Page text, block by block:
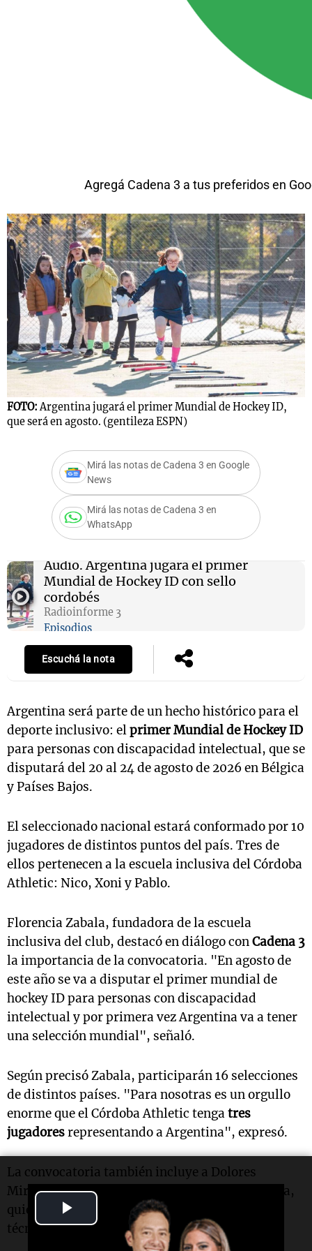
Video
Agregá Cadena 3 a tus preferidos en
FOTO:Argentina jugará el primer Mundial de Hockey ID,
que será en agosto. (gentileza ESPN)
Mirá las notas de Cadena 3 en Google
News
Mirá las notas de Cadena 3 en
WhatsApp
Audio.Argentina jugará el primer
Mundial de Hockey ID con sello
cordobés
Radioinforme 3
Episodios
Escuchá la nota
Argentina será parte de un hecho histórico para el
deporte inclusivo: elprimer Mundial de Hockey ID
para personas con discapacidad intelectual, que se
disputará del 20 al 24 de agosto de 2026 en Bélgica
y Países Bajos.
El seleccionado nacional estará conformado por 10
jugadores de distintos puntos del país. Tres de
ellos pertenecen a la escuela inclusiva del Córdoba
Athletic: Nico, Xoni y Pablo.
Florencia Zabala, fundadora de la escuela
inclusiva del club, destacó en diálogo conCadena 3
la importancia de la convocatoria. "En agosto de
este año se va a disputar el primer mundial de
hockey ID para personas con discapacidad
intelectual y por primera vez Argentina va a tener
una selección mundial", señaló.
Según precisó Zabala, participarán 16 selecciones
de distintos países. "Para nosotras es un orgullo
enorme que el Córdoba Athletic tengatres
jugadoresrepresentando a Argentina", expresó.
La convocatoria también incluye a Dolores
Miranda, coordinadora deportiva de la escuelita,
quien fue convocada para integrar el cuerpo
técnico de la selección argentina.